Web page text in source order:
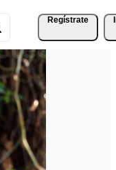
Regístrate